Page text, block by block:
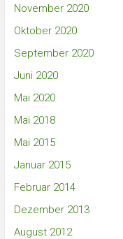
November 2020
Oktober 2020
September 2020
Juni 2020
Mai 2020
Mai 2018
Mai 2015
Januar 2015
Februar 2014
Dezember 2013
August 2012